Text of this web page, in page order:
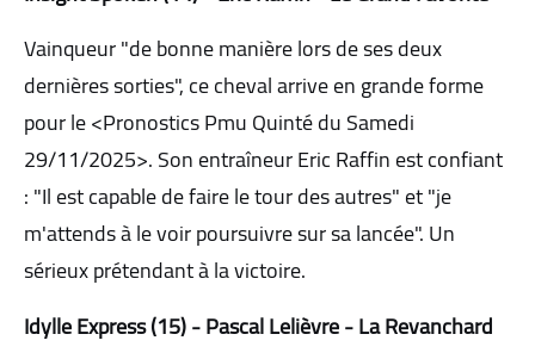
Vainqueur "de bonne manière lors de ses deux
dernières sorties", ce cheval arrive en grande forme
pour le <Pronostics Pmu Quinté du Samedi
29/11/2025>. Son entraîneur Eric Raffin est confiant
: "Il est capable de faire le tour des autres" et "je
m'attends à le voir poursuivre sur sa lancée". Un
sérieux prétendant à la victoire.
Idylle Express (15) - Pascal Lelièvre - La Revanchard